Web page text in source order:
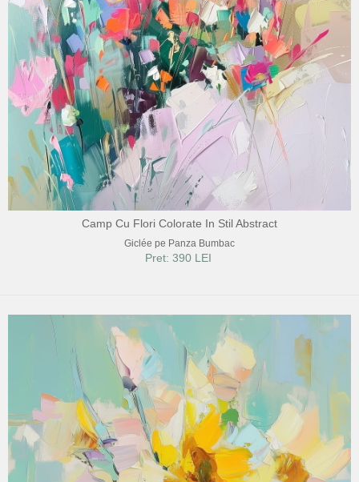
Camp Cu Flori Colorate In Stil Abstract
Giclée pe Panza Bumbac
Pret: 390 LEI